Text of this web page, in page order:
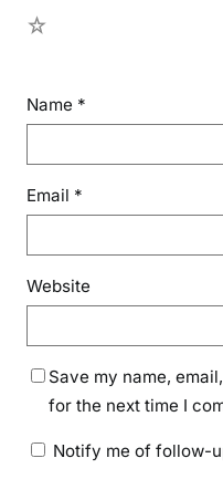
Name *
Email *
Website
Save my name,
for the next time I
Notify me of follow-